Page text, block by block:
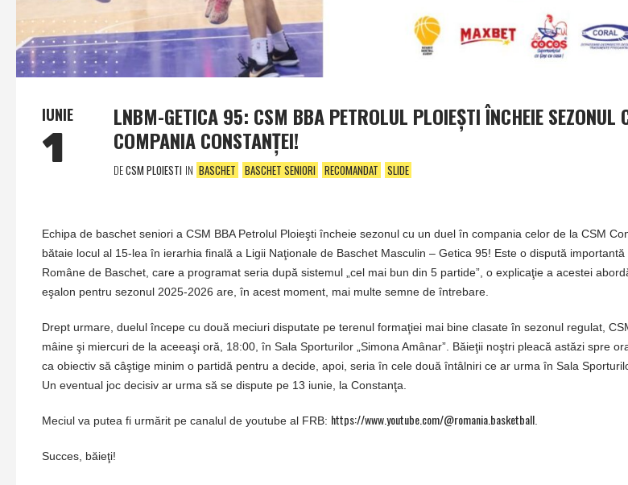
IUNIE
1
LNBM-GETICA 95: CSM BBA PETROLUL PLOIEŞTI ÎNCHEIE SEZONUL
COMPANIA CONSTANŢEI!
DECSM PLOIESTI IN BASCHET BASCHET SENIORI RECOMANDAT SLIDE
Echipa de baschet seniori a CSM BBA Petrolul Ploieşti încheie sezonul cu un duel în compania celor de la CSM
bătaie locul al 15-lea în ierarhia finală a Ligii Naţionale de Baschet Masculin – Getica 95! Este o dispută
Române de Baschet, care a programat seria după sistemul „cel mai bun din 5 partide”, o explicaţie a acestei
eşalon pentru sezonul 2025-2026 are, în acest moment, mai multe semne de întrebare.
Drept urmare, duelul începe cu două meciuri disputate pe terenul formaţiei mai bine clasate în sezonul regulat,
mâine şi miercuri de la aceeaşi oră, 18:00, în Sala Sporturilor „Simona Amânar”. Băieţii noştri pleacă astăzi spre
ca obiectiv să câştige minim o partidă pentru a decide, apoi, seria în cele două întâlniri ce ar urma în Sala
Un eventual joc decisiv ar urma să se dispute pe 13 iunie, la Constanţa.
Meciul va putea fi urmărit pe canalul de youtube al FRB: https://www.youtube.com/@romania.basketball.
Succes, băieţi!